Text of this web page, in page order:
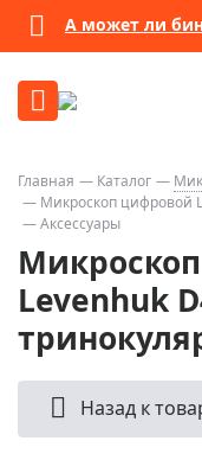
А может ли
Главная Каталог
Микроскоп цифровой
Аксессуары
Levenhuk
Назад к